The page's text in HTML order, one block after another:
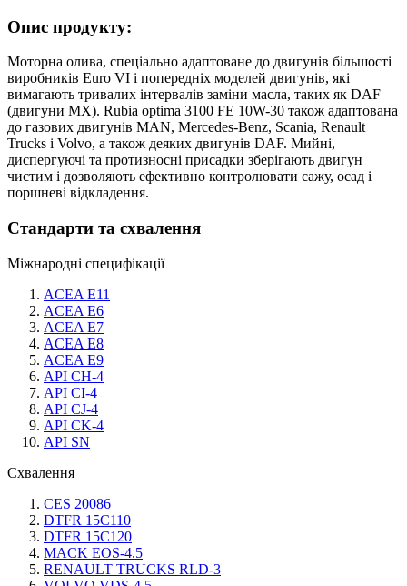
Опис продукту:
Моторна олива, спеціально адаптоване до двигунів більшості
виробників Euro VI і попередніх моделей двигунів, які
вимагають тривалих інтервалів заміни масла, таких як DAF
(двигуни MX). Rubia optima 3100 FE 10W-30 також адаптована
до газових двигунів MAN, Mercedes-Benz, Scania, Renault
Trucks і Volvo, а також деяких двигунів DAF. Мийні,
диспергуючі та протизносні присадки зберігають двигун
чистим і дозволяють ефективно контролювати сажу, осад і
поршневі відкладення.
Стандарти та схвалення
Міжнародні специфікації
ACEA E11
ACEA E6
ACEA E7
ACEA E8
ACEA E9
API CH-4
API CI-4
API CJ-4
API CK-4
API SN
Схвалення
CES 20086
DTFR 15C110
DTFR 15C120
MACK EOS-4.5
RENAULT TRUCKS RLD-3